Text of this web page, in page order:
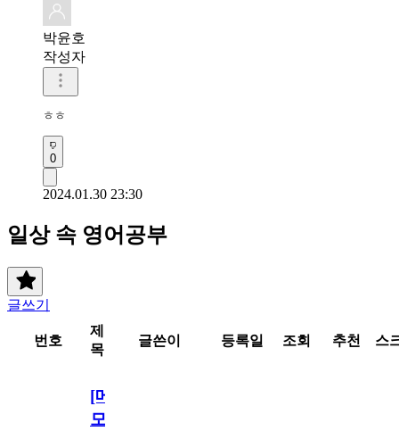
박윤호
작성자
ㅎㅎ
0
2024.01.30 23:30
일상 속 영어공부
글쓰기
번호
제
목
글쓴이 등록일 조회 추천 스
[메
모